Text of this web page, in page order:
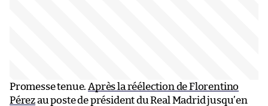
Promesse tenue.Après la réélection de Florentino
Pérezau poste de président du Real Madrid jusqu’en